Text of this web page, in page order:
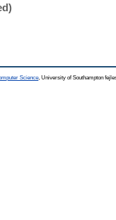
Science , University of Southampton